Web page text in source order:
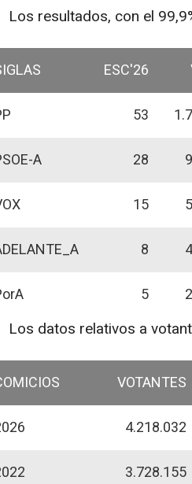
Los resultados, con el
ESC'26
53
A 28
15
8
5
Los datos relativos a
VOTANTES
4.218.032
3.728.155